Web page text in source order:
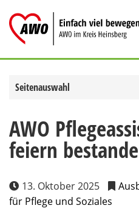
Inhalt
springen
Seitenauswahl
AWO
feiern
13. Oktober 2025
für Pflege und Soziales